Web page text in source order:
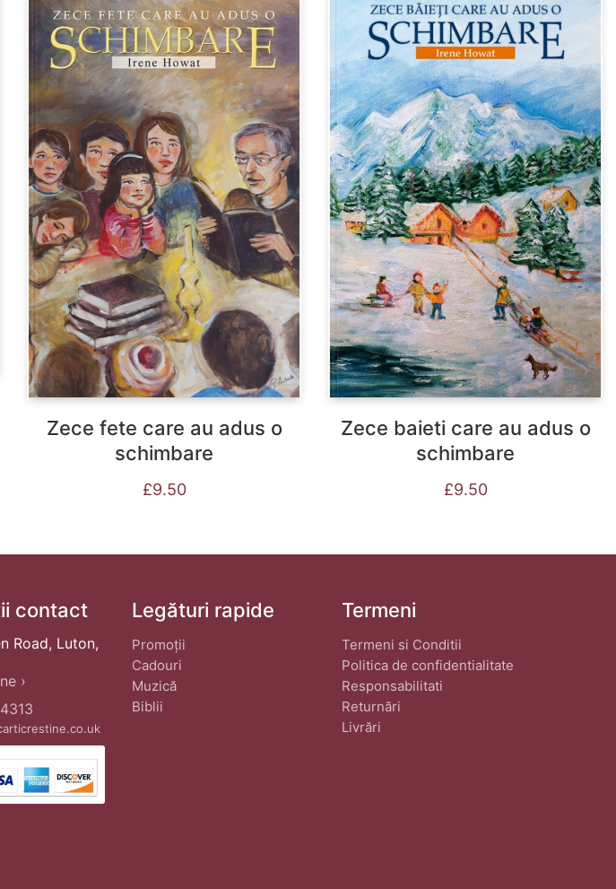
Zece fete care au adus o
schimbare
£9.50
Zece baieti care au adus o
schimbare
£9.50
contact
Road, Luton,
›
Legături rapide
Promoții
Cadouri
Muzică
Biblii
Termeni
Termeni si Conditii
Politica de confidentialitate
Responsabilitati
Returnări
Livrări